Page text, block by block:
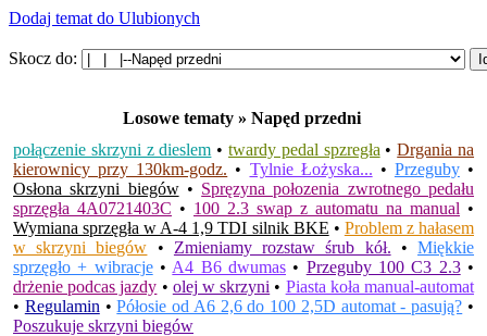
Dodaj temat do Ulubionych
Skocz do:
Losowe tematy » Napęd przedni
połączenie skrzyni z dieslem •twardy pedal spzregła •Drgania na
kierownicy przy 130km-godz. • Tylnie Łożyska... • Przeguby•
Osłona skrzyni biegów• Spręzyna połozenia zwrotnego pedału
sprzęgła 4A0721403C • 100 2.3 swap z automatu na manual •
Wymiana sprzęgła w A-4 1,9 TDI silnik BKE • Problem z hałasem
w skrzyni biegów • Zmieniamy rozstaw śrub kół. •Miękkie
sprzęgło + wibracje• A4 B6 dwumas • Przeguby 100 C3 2.3•
drżenie podcas jazdy • olej w skrzyni • Piasta koła manual-automat
• Regulamin •Półosie od A6 2,6 do 100 2,5D automat - pasują? •
Poszukuje skrzyni biegów